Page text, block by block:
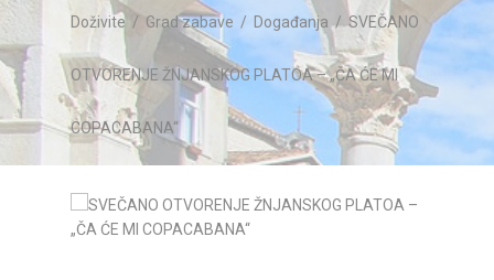
Doživite / Grad zabave / Događanja /SVEČANO
OTVORENJE ŽNJANSKOG PLATOA – „ČA ĆE MI
COPACABANA“